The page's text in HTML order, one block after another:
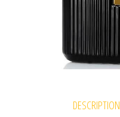
DESCRIPTION